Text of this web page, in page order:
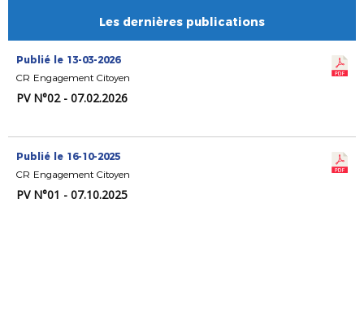
Les dernières publications
Publié le 13-03-2026
CR Engagement Citoyen
PV N°02 - 07.02.2026
Publié le 16-10-2025
CR Engagement Citoyen
PV N°01 - 07.10.2025